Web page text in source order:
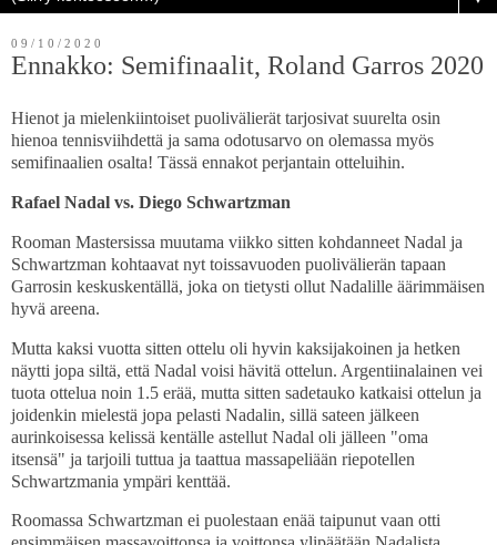
09/10/2020
Ennakko: Semifinaalit, Roland Garros 2020
Hienot ja mielenkiintoiset puolivälierät tarjosivat suurelta osin
hienoa tennisviihdettä ja sama odotusarvo on olemassa myös
semifinaalien osalta! Tässä ennakot perjantain otteluihin.
Rafael Nadal vs. Diego Schwartzman
Rooman Mastersissa muutama viikko sitten kohdanneet Nadal ja
Schwartzman kohtaavat nyt toissavuoden puolivälierän tapaan
Garrosin keskuskentällä, joka on tietysti ollut Nadalille äärimmäisen
hyvä areena.
Mutta kaksi vuotta sitten ottelu oli hyvin kaksijakoinen ja hetken
näytti jopa siltä, että Nadal voisi hävitä ottelun. Argentiinalainen vei
tuota ottelua noin 1.5 erää, mutta sitten sadetauko katkaisi ottelun ja
joidenkin mielestä jopa pelasti Nadalin, sillä sateen jälkeen
aurinkoisessa kelissä kentälle astellut Nadal oli jälleen "oma
itsensä" ja tarjoili tuttua ja taattua massapeliään riepotellen
Schwartzmania ympäri kenttää.
Roomassa Schwartzman ei puolestaan enää taipunut vaan otti